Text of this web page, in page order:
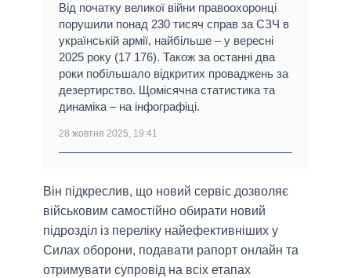
Від початку великої війни правоохоронці
порушили понад 230 тисяч справ за СЗЧ в
українській армії, найбільше – у вересні
2025 року (17 176). Також за останні два
роки побільшало відкритих проваджень за
дезертирство. Щомісячна статистика та
динаміка – на інфографіці.
28 жовтня 2025, 19:41
Він підкреслив, що новий сервіс дозволяє
військовим самостійно обирати новий
підрозділ із переліку найефективніших у
Силах оборони, подавати рапорт онлайн та
отримувати супровід на всіх етапах